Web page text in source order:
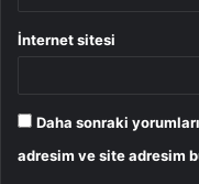
İnternet sitesi
Daha sonraki
adresim ve site adresim